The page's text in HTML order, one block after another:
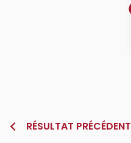
RÉSULTAT PRÉCÉDENT